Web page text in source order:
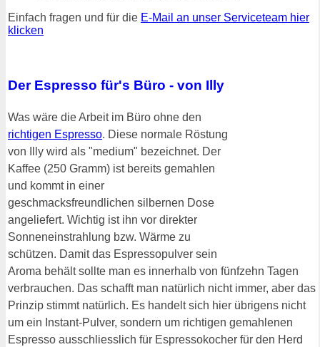
Einfach fragen und für die E-Mail an unser Serviceteam hier
klicken
Der Espresso für's Büro - von Illy
Was wäre die Arbeit im Büro ohne den
richtigen Espresso. Diese normale Röstung
von Illy wird als "medium" bezeichnet. Der
Kaffee (250 Gramm) ist bereits gemahlen
und kommt in einer
geschmacksfreundlichen silbernen Dose
angeliefert. Wichtig ist ihn vor direkter
Sonneneinstrahlung bzw. Wärme zu
schützen. Damit das Espressopulver sein
Aroma behält sollte man es innerhalb von fünfzehn Tagen
verbrauchen. Das schafft man natürlich nicht immer, aber das
Prinzip stimmt natürlich. Es handelt sich hier übrigens nicht
um ein Instant-Pulver, sondern um richtigen gemahlenen
Espresso ausschliesslich für Espressokocher für den Herd